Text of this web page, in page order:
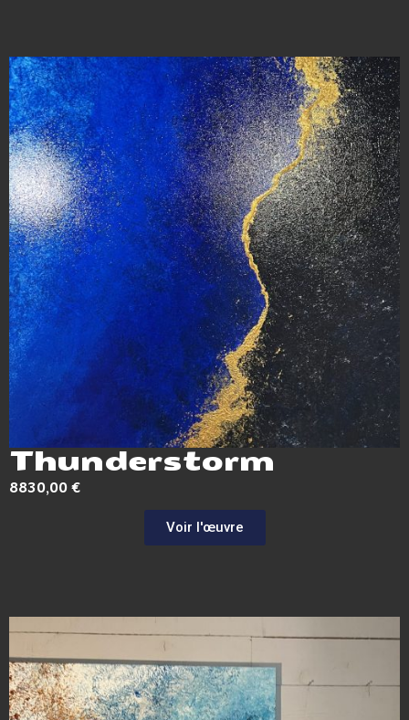
Thunderstorm
8830,00€
Voir l'œuvre